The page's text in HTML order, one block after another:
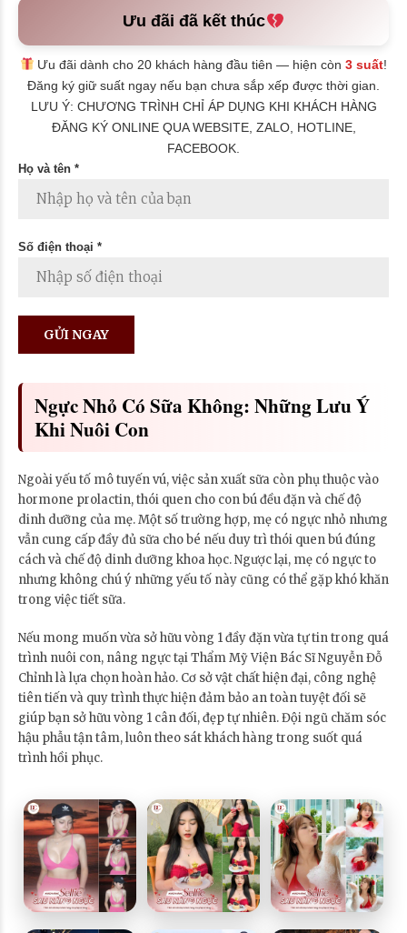
Ưu đãi đã kết thúc
Ưu đãi dành cho 20 khách hàng đầu tiên — hiện còn3 suất!
Đăng ký giữ suất ngay nếu bạn chưa sắp xếp được thời gian.
LƯU Ý: CHƯƠNG TRÌNH CHỈ ÁP DỤNG KHI KHÁCH HÀNG
ĐĂNG KÝ ONLINE QUA WEBSITE, ZALO, HOTLINE,
FACEBOOK.
Họ và tên *
Số điện thoại *
Ngực Nhỏ Có Sữa Không: Những Lưu Ý
Khi Nuôi Con
Ngoài yếu tố mô tuyến vú, việc sản xuất sữa còn phụ thuộc vào
hormone prolactin, thói quen cho con bú đều đặn và chế độ
dinh dưỡng của mẹ. Một số trường hợp, mẹ có ngực nhỏ nhưng
vẫn cung cấp đầy đủ sữa cho bé nếu duy trì thói quen bú đúng
cách và chế độ dinh dưỡng khoa học. Ngược lại, mẹ có ngực to
nhưng không chú ý những yếu tố này cũng có thể gặp khó khăn
trong việc tiết sữa.
Nếu mong muốn vừa sở hữu vòng 1 đầy đặn vừa tự tin trong quá
trình nuôi con, nâng ngực tại Thẩm Mỹ Viện Bác Sĩ Nguyễn Đỗ
Chỉnh là lựa chọn hoàn hảo. Cơ sở vật chất hiện đại, công nghệ
tiên tiến và quy trình thực hiện đảm bảo an toàn tuyệt đối sẽ
giúp bạn sở hữu vòng 1 cân đối, đẹp tự nhiên. Đội ngũ chăm sóc
hậu phẫu tận tâm, luôn theo sát khách hàng trong suốt quá
trình hồi phục.